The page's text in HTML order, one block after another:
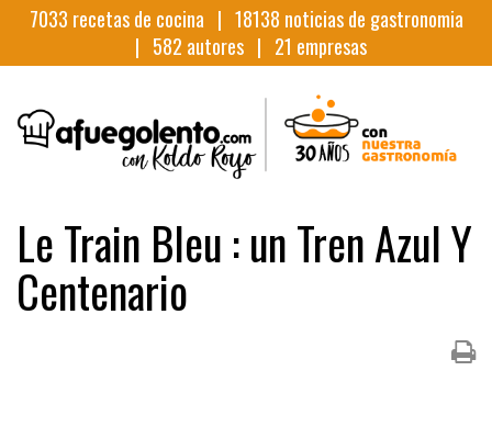
7033 recetas de cocina | 18138 noticias de gastronomia
| 582 autores | 21 empresas
Le Train Bleu : un Tren Azul Y
Centenario